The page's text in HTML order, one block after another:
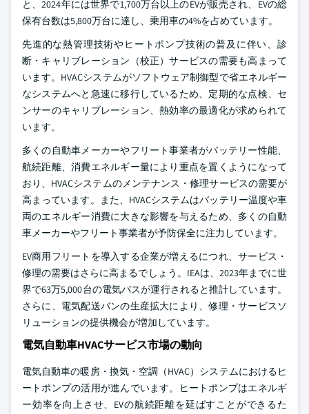
と、2024年には世界で1,700万台以上のEVが販売され、EVの総
保有台数は5,800万台に達し、乗用車の4%を占めています。
先進的な熱管理技術やヒートポンプ技術の普及に伴い、診
断・キャリブレーション（校正）サービスの需要も高まって
います。HVACシステムがソフトウェア制御型で省エネルギー
なシステムへと急速に移行しているため、定期的な点検、セ
ンサーのキャリブレーション、熱効率の最適化が求められて
います。
多くの自動車メーカーやフリート事業者がバッテリー性能、
航続距離、消費エネルギー量により重点を置くようになって
おり、HVACシステムのメンテナンス・修理サービスの需要が
高まっています。また、HVACシステムはバッテリー温度や車
両のエネルギー消費に大きな影響を与えるため、多くの自動
車メーカーやフリート事業者が予防保全に注力しています。
EV商用フリートを導入する企業が増えるにつれ、サービス・
修理の需要はさらに高まるでしょう。IEAは、2023年までに世
界で63万5,000台の電気バスが運行されると推計しています。
さらに、電気配送バンの生産拡大により、修理・サービスソ
リューションの提供機会が増加しています。
電気自動車HVACサービス市場の動向
電気自動車の暖房・換気・空調（HVAC）システムにおけるヒ
ートポンプの活用が進んでいます。ヒートポンプはエネルギ
ー効率を向上させ、EVの航続距離を延ばすことができるた